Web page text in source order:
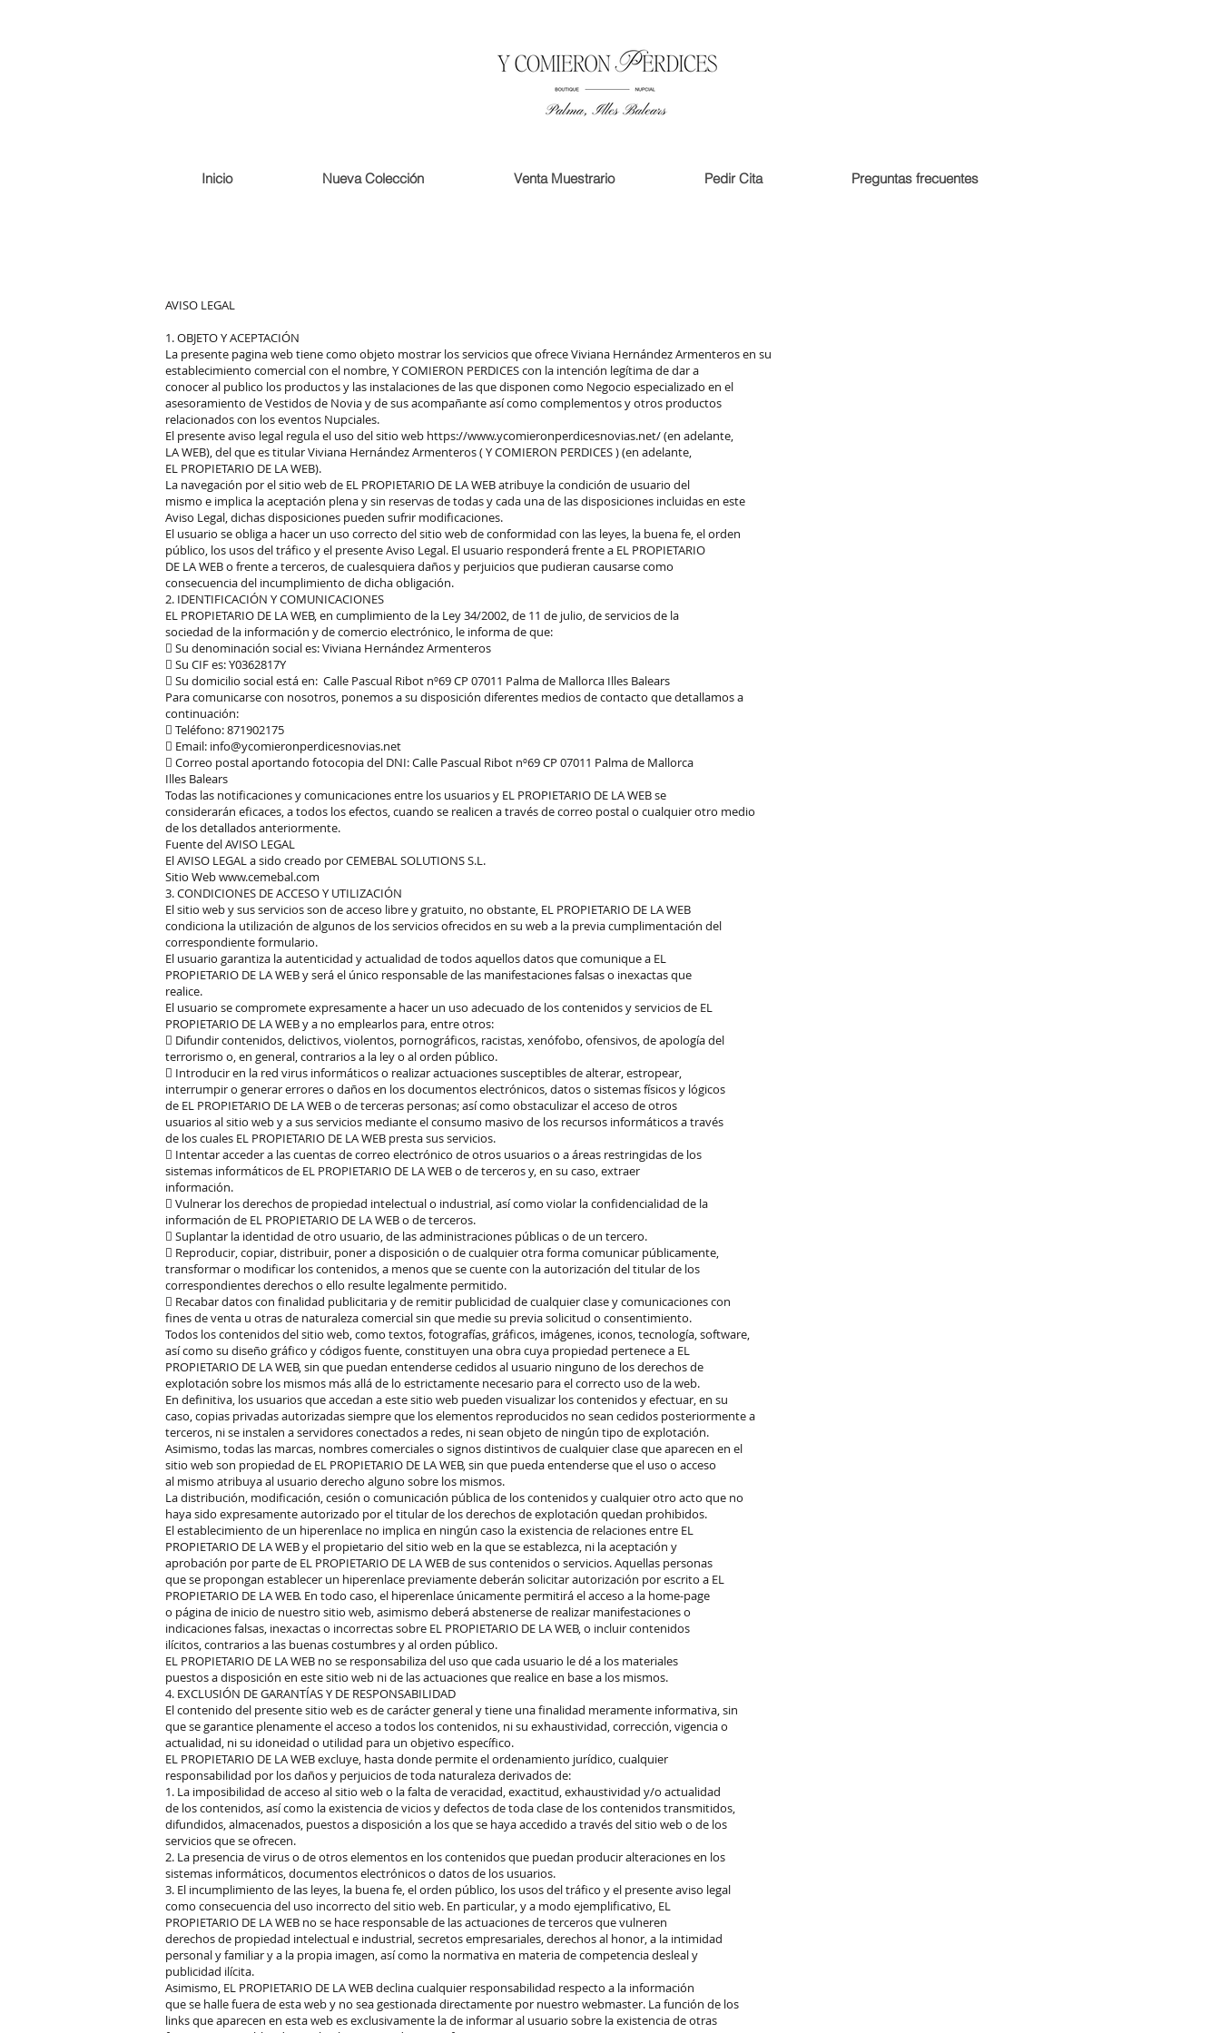
Inicio Nueva Colección Venta Muestrario Pedir Cita Preguntas frecuentes
AVISO LEGAL
1. OBJETO Y ACEPTACIÓN
La presente pagina web tiene como objeto mostrar los servicios que ofrece Viviana Hernández Armenteros en su
establecimiento comercial con el nombre, Y COMIERON PERDICES con la intención legítima de dar a
conocer al publico los productos y las instalaciones de las que disponen como Negocio especializado en el
asesoramiento de Vestidos de Novia y de sus acompañante así como complementos y otros productos
relacionados con los eventos Nupciales.
El presente aviso legal regula el uso del sitio web https://www.ycomieronperdicesnovias.net/ (en adelante,
LA WEB), del que es titular Viviana Hernández Armenteros ( Y COMIERON PERDICES ) (en adelante,
EL PROPIETARIO DE LA WEB).
La navegación por el sitio web de EL PROPIETARIO DE LA WEB atribuye la condición de usuario del
mismo e implica la aceptación plena y sin reservas de todas y cada una de las disposiciones incluidas en este
Aviso Legal, dichas disposiciones pueden sufrir modificaciones.
El usuario se obliga a hacer un uso correcto del sitio web de conformidad con las leyes, la buena fe, el orden
público, los usos del tráfico y el presente Aviso Legal. El usuario responderá frente a EL PROPIETARIO
DE LA WEB o frente a terceros, de cualesquiera daños y perjuicios que pudieran causarse como
consecuencia del incumplimiento de dicha obligación.
2. IDENTIFICACIÓN Y COMUNICACIONES
EL PROPIETARIO DE LA WEB, en cumplimiento de la Ley 34/2002, de 11 de julio, de servicios de la
sociedad de la información y de comercio electrónico, le informa de que:
 Su denominación social es: Viviana Hernández Armenteros
 Su CIF es: Y0362817Y
 Su domicilio social está en: Calle Pascual Ribot nº69 CP 07011 Palma de Mallorca Illes Balears
Para comunicarse con nosotros, ponemos a su disposición diferentes medios de contacto que detallamos a
continuación:
 Teléfono: 871902175
 Email: info@ycomieronperdicesnovias.net
 Correo postal aportando fotocopia del DNI: Calle Pascual Ribot nº69 CP 07011 Palma de Mallorca
Illes Balears
Todas las notificaciones y comunicaciones entre los usuarios y EL PROPIETARIO DE LA WEB se
considerarán eficaces, a todos los efectos, cuando se realicen a través de correo postal o cualquier otro medio
de los detallados anteriormente.
Fuente del AVISO LEGAL
El AVISO LEGAL a sido creado por CEMEBAL SOLUTIONS S.L.
Sitio Web www.cemebal.com
3. CONDICIONES DE ACCESO Y UTILIZACIÓN
El sitio web y sus servicios son de acceso libre y gratuito, no obstante, EL PROPIETARIO DE LA WEB
condiciona la utilización de algunos de los servicios ofrecidos en su web a la previa cumplimentación del
correspondiente formulario.
El usuario garantiza la autenticidad y actualidad de todos aquellos datos que comunique a EL
PROPIETARIO DE LA WEB y será el único responsable de las manifestaciones falsas o inexactas que
realice.
El usuario se compromete expresamente a hacer un uso adecuado de los contenidos y servicios de EL
PROPIETARIO DE LA WEB y a no emplearlos para, entre otros:
 Difundir contenidos, delictivos, violentos, pornográficos, racistas, xenófobo, ofensivos, de apología del
terrorismo o, en general, contrarios a la ley o al orden público.
 Introducir en la red virus informáticos o realizar actuaciones susceptibles de alterar, estropear,
interrumpir o generar errores o daños en los documentos electrónicos, datos o sistemas físicos y lógicos
de EL PROPIETARIO DE LA WEB o de terceras personas; así como obstaculizar el acceso de otros
usuarios al sitio web y a sus servicios mediante el consumo masivo de los recursos informáticos a través
de los cuales EL PROPIETARIO DE LA WEB presta sus servicios.
 Intentar acceder a las cuentas de correo electrónico de otros usuarios o a áreas restringidas de los
sistemas informáticos de EL PROPIETARIO DE LA WEB o de terceros y, en su caso, extraer
información.
 Vulnerar los derechos de propiedad intelectual o industrial, así como violar la confidencialidad de la
información de EL PROPIETARIO DE LA WEB o de terceros.
 Suplantar la identidad de otro usuario, de las administraciones públicas o de un tercero.
 Reproducir, copiar, distribuir, poner a disposición o de cualquier otra forma comunicar públicamente,
transformar o modificar los contenidos, a menos que se cuente con la autorización del titular de los
correspondientes derechos o ello resulte legalmente permitido.
 Recabar datos con finalidad publicitaria y de remitir publicidad de cualquier clase y comunicaciones con
fines de venta u otras de naturaleza comercial sin que medie su previa solicitud o consentimiento.
Todos los contenidos del sitio web, como textos, fotografías, gráficos, imágenes, iconos, tecnología, software,
así como su diseño gráfico y códigos fuente, constituyen una obra cuya propiedad pertenece a EL
PROPIETARIO DE LA WEB, sin que puedan entenderse cedidos al usuario ninguno de los derechos de
explotación sobre los mismos más allá de lo estrictamente necesario para el correcto uso de la web.
En definitiva, los usuarios que accedan a este sitio web pueden visualizar los contenidos y efectuar, en su
caso, copias privadas autorizadas siempre que los elementos reproducidos no sean cedidos posteriormente a
terceros, ni se instalen a servidores conectados a redes, ni sean objeto de ningún tipo de explotación.
Asimismo, todas las marcas, nombres comerciales o signos distintivos de cualquier clase que aparecen en el
sitio web son propiedad de EL PROPIETARIO DE LA WEB, sin que pueda entenderse que el uso o acceso
al mismo atribuya al usuario derecho alguno sobre los mismos.
La distribución, modificación, cesión o comunicación pública de los contenidos y cualquier otro acto que no
haya sido expresamente autorizado por el titular de los derechos de explotación quedan prohibidos.
El establecimiento de un hiperenlace no implica en ningún caso la existencia de relaciones entre EL
PROPIETARIO DE LA WEB y el propietario del sitio web en la que se establezca, ni la aceptación y
aprobación por parte de EL PROPIETARIO DE LA WEB de sus contenidos o servicios. Aquellas personas
que se propongan establecer un hiperenlace previamente deberán solicitar autorización por escrito a EL
PROPIETARIO DE LA WEB. En todo caso, el hiperenlace únicamente permitirá el acceso a la home-page
o página de inicio de nuestro sitio web, asimismo deberá abstenerse de realizar manifestaciones o
indicaciones falsas, inexactas o incorrectas sobre EL PROPIETARIO DE LA WEB, o incluir contenidos
ilícitos, contrarios a las buenas costumbres y al orden público.
EL PROPIETARIO DE LA WEB no se responsabiliza del uso que cada usuario le dé a los materiales
puestos a disposición en este sitio web ni de las actuaciones que realice en base a los mismos.
4. EXCLUSIÓN DE GARANTÍAS Y DE RESPONSABILIDAD
El contenido del presente sitio web es de carácter general y tiene una finalidad meramente informativa, sin
que se garantice plenamente el acceso a todos los contenidos, ni su exhaustividad, corrección, vigencia o
actualidad, ni su idoneidad o utilidad para un objetivo específico.
EL PROPIETARIO DE LA WEB excluye, hasta donde permite el ordenamiento jurídico, cualquier
responsabilidad por los daños y perjuicios de toda naturaleza derivados de:
1. La imposibilidad de acceso al sitio web o la falta de veracidad, exactitud, exhaustividad y/o actualidad
de los contenidos, así como la existencia de vicios y defectos de toda clase de los contenidos transmitidos,
difundidos, almacenados, puestos a disposición a los que se haya accedido a través del sitio web o de los
servicios que se ofrecen.
2. La presencia de virus o de otros elementos en los contenidos que puedan producir alteraciones en los
sistemas informáticos, documentos electrónicos o datos de los usuarios.
3. El incumplimiento de las leyes, la buena fe, el orden público, los usos del tráfico y el presente aviso legal
como consecuencia del uso incorrecto del sitio web. En particular, y a modo ejemplificativo, EL
PROPIETARIO DE LA WEB no se hace responsable de las actuaciones de terceros que vulneren
derechos de propiedad intelectual e industrial, secretos empresariales, derechos al honor, a la intimidad
personal y familiar y a la propia imagen, así como la normativa en materia de competencia desleal y
publicidad ilícita.
Asimismo, EL PROPIETARIO DE LA WEB declina cualquier responsabilidad respecto a la información
que se halle fuera de esta web y no sea gestionada directamente por nuestro webmaster. La función de los
links que aparecen en esta web es exclusivamente la de informar al usuario sobre la existencia de otras